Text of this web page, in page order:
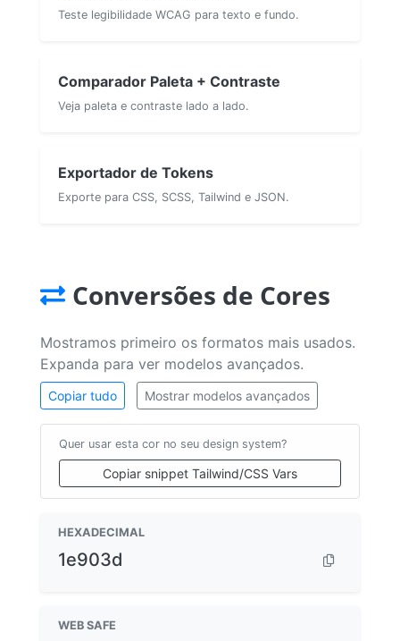
Teste legibilidade WCAG para texto e fundo.
Comparador Paleta + Contraste
Veja paleta e contraste lado a lado.
Exportador de Tokens
Exporte para CSS, SCSS, Tailwind e JSON.
Conversões de Cores
Mostramos primeiro os formatos mais usados.
Expanda para ver modelos avançados.
Copiar tudo Mostrar modelos avançados
Quer usar esta cor no seu design system?
Copiar snippet Tailwind/CSS Vars
HEXADECIMAL
1e903d
WEB SAFE